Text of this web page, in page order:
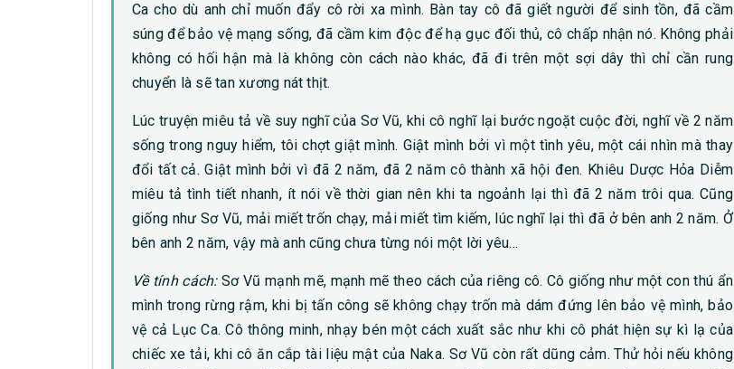
Ca cho dù anh chỉ muốn đẩy cô rời xa mình. Bàn tay cô đã giết người để sinh tồn, đã cầm
súng để bảo vệ mạng sống, đã cầm kim độc để hạ gục đối thủ, cô chấp nhận nó. Không phải
không có hối hận mà là không còn cách nào khác, đã đi trên một sợi dây thì chỉ cần rung
chuyển là sẽ tan xương nát thịt.
Lúc truyện miêu tả về suy nghĩ của Sơ Vũ, khi cô nghĩ lại bước ngoặt cuộc đời, nghĩ về 2 năm
sống trong nguy hiểm, tôi chợt giật mình. Giật mình bởi vì một tình yêu, một cái nhìn mà thay
đổi tất cả. Giật mình bởi vì đã 2 năm, đã 2 năm cô thành xã hội đen. Khiêu Dược Hỏa Diễm
miêu tả tình tiết nhanh, ít nói về thời gian nên khi ta ngoảnh lại thì đã 2 năm trôi qua. Cũng
giống như Sơ Vũ, mải miết trốn chạy, mải miết tìm kiếm, lúc nghĩ lại thì đã ở bên anh 2 năm. Ở
bên anh 2 năm, vậy mà anh cũng chưa từng nói một lời yêu…
Về tính cách:Sơ Vũ mạnh mẽ, mạnh mẽ theo cách của riêng cô. Cô giống như một con thú ẩn
mình trong rừng rậm, khi bị tấn công sẽ không chạy trốn mà dám đứng lên bảo vệ mình, bảo
vệ cả Lục Ca. Cô thông minh, nhạy bén một cách xuất sắc như khi cô phát hiện sự kì lạ của
chiếc xe tải, khi cô ăn cắp tài liệu mật của Naka. Sơ Vũ còn rất dũng cảm. Thử hỏi nếu không